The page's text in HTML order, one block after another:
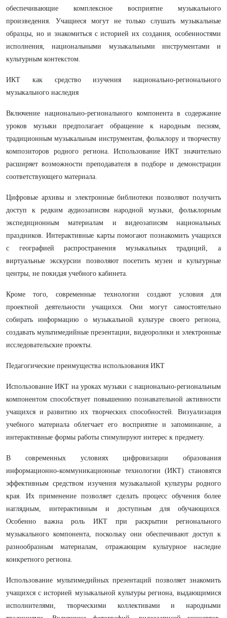
обеспечивающие комплексное восприятие музыкального
произведения. Учащиеся могут не только слушать музыкальные
образцы, но и знакомиться с историей их создания, особенностями
исполнения, национальными музыкальными инструментами и
культурным контекстом.
ИКТ как средство изучения национально-регионального
музыкального наследия
Включение национально-регионального компонента в содержание
уроков музыки предполагает обращение к народным песням,
традиционным музыкальным инструментам, фольклору и творчеству
композиторов родного региона. Использование ИКТ значительно
расширяет возможности преподавателя в подборе и демонстрации
соответствующего материала.
Цифровые архивы и электронные библиотеки позволяют получить
доступ к редким аудиозаписям народной музыки, фольклорным
экспедиционным материалам и видеозаписям национальных
праздников. Интерактивные карты помогают познакомить учащихся
с географией распространения музыкальных традиций, а
виртуальные экскурсии позволяют посетить музеи и культурные
центры, не покидая учебного кабинета.
Кроме того, современные технологии создают условия для
проектной деятельности учащихся. Они могут самостоятельно
собирать информацию о музыкальной культуре своего региона,
создавать мультимедийные презентации, видеоролики и электронные
исследовательские проекты.
Педагогические преимущества использования ИКТ
Использование ИКТ на уроках музыки с национально-региональным
компонентом способствует повышению познавательной активности
учащихся и развитию их творческих способностей. Визуализация
учебного материала облегчает его восприятие и запоминание, а
интерактивные формы работы стимулируют интерес к предмету.
В современных условиях цифровизации образования
информационно-коммуникационные технологии (ИКТ) становятся
эффективным средством изучения музыкальной культуры родного
края. Их применение позволяет сделать процесс обучения более
наглядным, интерактивным и доступным для обучающихся.
Особенно важна роль ИКТ при раскрытии регионального
музыкального компонента, поскольку они обеспечивают доступ к
разнообразным материалам, отражающим культурное наследие
конкретного региона.
Использование мультимедийных презентаций позволяет знакомить
учащихся с историей музыкальной культуры региона, выдающимися
исполнителями, творческими коллективами и народными